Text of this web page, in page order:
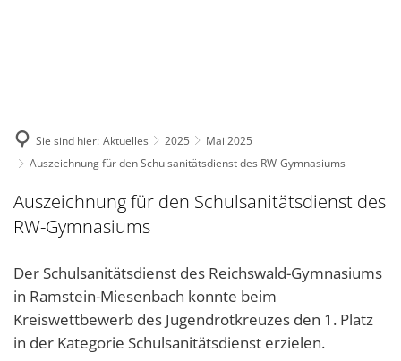
Sie sind hier: Aktuelles 2025
Mai 2025
Auszeichnung für den Schulsanitätsdienst des RW-Gymnasiums
Auszeichnung für den Schulsanitätsdienst des
RW-Gymnasiums
Der Schulsanitätsdienst des Reichswald-Gymnasiums
in Ramstein-Miesenbach konnte beim
Kreiswettbewerb des Jugendrotkreuzes den 1. Platz
in der Kategorie Schulsanitätsdienst erzielen.